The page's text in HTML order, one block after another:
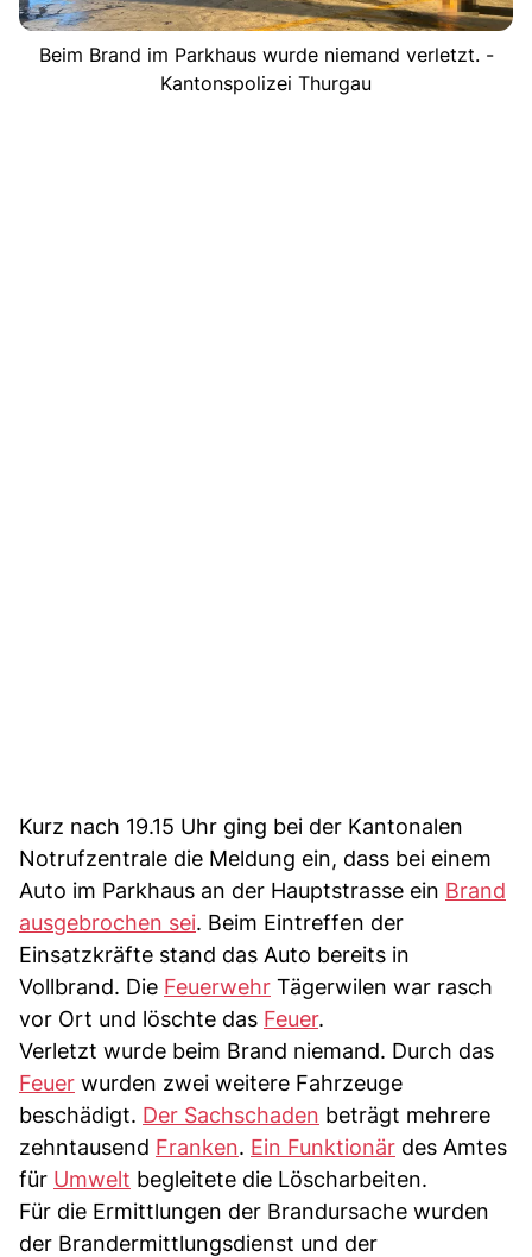
Beim Brand im Parkhaus wurde niemand verletzt. -
Kantonspolizei Thurgau
Kurz nach 19.15 Uhr ging bei der Kantonalen
Notrufzentrale die Meldung ein, dass bei einem
Auto im Parkhaus an der Hauptstrasse ein Brand
ausgebrochen sei. Beim Eintreffen der
Einsatzkräfte stand das Auto bereits in
Vollbrand. Die Feuerwehr Tägerwilen war rasch
vor Ort und löschte das Feuer.
Verletzt wurde beim Brand niemand. Durch das
Feuer wurden zwei weitere Fahrzeuge
beschädigt. Der Sachschaden beträgt mehrere
zehntausend Franken. Ein Funktionär des Amtes
für Umwelt begleitete die Löscharbeiten.
Für die Ermittlungen der Brandursache wurden
der Brandermittlungsdienst und der